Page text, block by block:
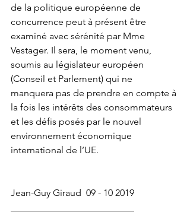
de la politique européenne de
concurrence peut à présent être
examiné avec sérénité par Mme
Vestager. Il sera, le moment venu,
soumis au législateur européen
(Conseil et Parlement) qui ne
manquera pas de prendre en compte à
la fois les intérêts des consommateurs
et les défis posés par le nouvel
environnement économique
international de l’UE.
Jean-Guy Giraud  09 - 10 2019